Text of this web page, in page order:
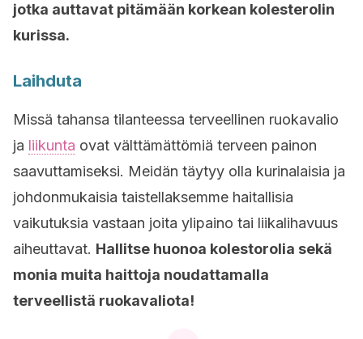
jotka auttavat pitämään korkean kolesterolin
kurissa.
Laihduta
Missä tahansa tilanteessa terveellinen ruokavalio
ja liikunta ovat välttämättömiä terveen painon
saavuttamiseksi. Meidän täytyy olla kurinalaisia ja
johdonmukaisia taistellaksemme haitallisia
vaikutuksia vastaan joita ylipaino tai liikalihavuus
aiheuttavat. Hallitse huonoa kolestorolia sekä
monia muita haittoja noudattamalla
terveellistä ruokavaliota!